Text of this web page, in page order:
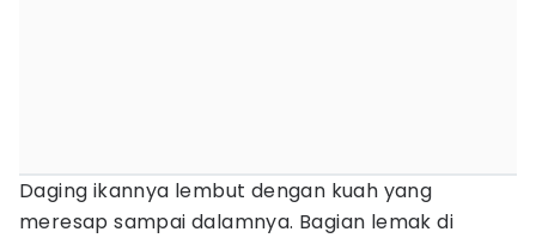
Daging ikannya lembut dengan kuah yang
meresap sampai dalamnya. Bagian lemak di